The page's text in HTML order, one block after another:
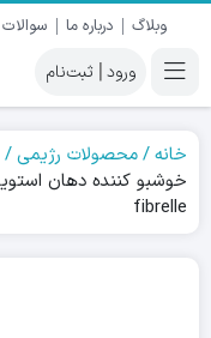
وبلاگ درباره ما سوالات
|
خانه محصولات رژیمی
fibrelle